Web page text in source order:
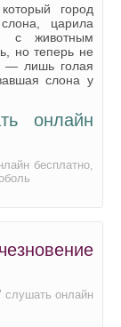
город
царила
с животным
но теперь не
— лишь голая
слона у
онлайн
бесплатно,
слушать онлайн